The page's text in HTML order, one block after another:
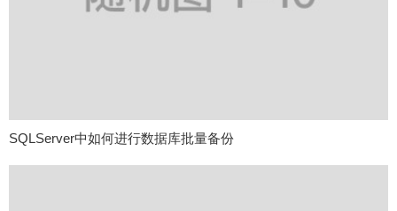
SQLServer中如何进行数据库批量备份